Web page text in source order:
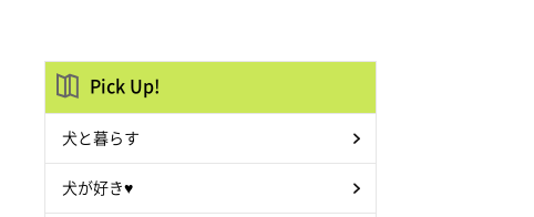
Pick Up!
犬と暮らす
犬が好き♥